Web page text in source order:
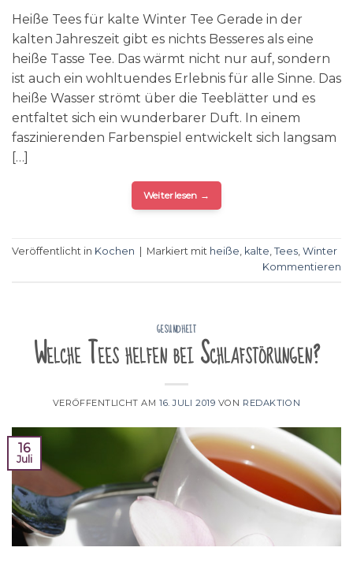
Heiße Tees für kalte Winter Tee Gerade in der
kalten Jahreszeit gibt es nichts Besseres als eine
heiße Tasse Tee. Das wärmt nicht nur auf, sondern
ist auch ein wohltuendes Erlebnis für alle Sinne. Das
heiße Wasser strömt über die Teeblätter und es
entfaltet sich ein wunderbarer Duft. In einem
faszinierenden Farbenspiel entwickelt sich langsam
[…]
Weiterlesen →
Veröffentlicht in Kochen Markiert mit heiße kalte Tees Winter
Kommentieren
GESUNDHEIT
Welche Tees helfen bei Schlafstörungen?
VERÖFFENTLICHT AM 16. JULI 2019 VON REDAKTION
16
Juli